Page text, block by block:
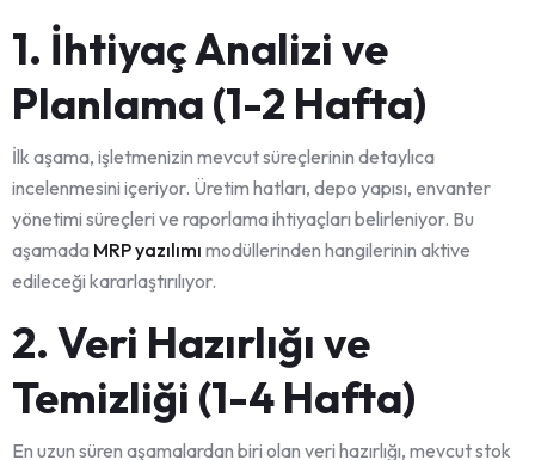
1. İhtiyaç Analizi ve
Planlama (1-2 Hafta)
İlk aşama, işletmenizin mevcut süreçlerinin detaylıca
incelenmesini içeriyor. Üretim hatları, depo yapısı, envanter
yönetimi süreçleri ve raporlama ihtiyaçları belirleniyor. Bu
aşamada MRP yazılımı modüllerinden hangilerinin aktive
edileceği kararlaştırılıyor.
2. Veri Hazırlığı ve
Temizliği (1-4 Hafta)
En uzun süren aşamalardan biri olan veri hazırlığı, mevcut stok